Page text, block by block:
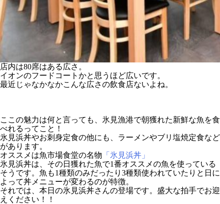
店内は80席はある広さ。
イオンのフードコートかと思うほど広いです。
最近じゃなかなかこんな広さの飲食店ないよね。
ここの魅力は何と言っても、氷見漁港で朝獲れた新鮮な魚を食
べれるってこと！
氷見浜丼やお刺身定食の他にも、ラーメンやブリ塩焼定食など
があります。
オススメは魚市場食堂の名物 「氷見浜丼」
氷見浜丼は、その日獲れた魚で1番オススメの魚を使っている
そうです。魚も1種類のみだったり3種類使われていたりと日に
よって丼メニューが変わるのが特徴。
それでは、本日の氷見浜丼さんの登場です。盛大な拍手でお迎
えください！！